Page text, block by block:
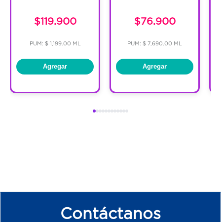
$119.900
PUM: $ 1,199.00 ML
Agregar
$76.900
PUM: $ 7,690.00 ML
Agregar
Contáctanos